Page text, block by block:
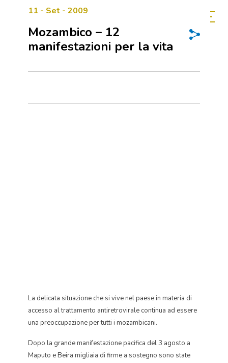
11 - Set - 2009
Mozambico – 12
manifestazioni per la vita
La delicata situazione che si vive nel paese in materia di
accesso al trattamento antiretrovirale continua ad essere
una preoccupazione per tutti i mozambicani.
Dopo la grande manifestazione pacifica del 3 agosto a
Maputo e Beira migliaia di firme a sostegno sono state